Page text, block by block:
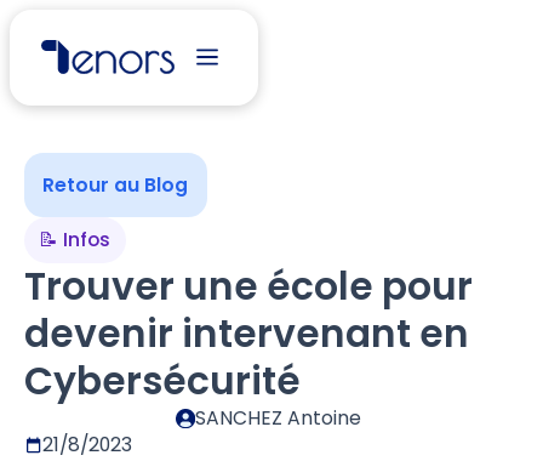
Retour au Blog
📝 Infos
Trouver une école pour
devenir intervenant en
Cybersécurité
SANCHEZ Antoine
21/8/2023